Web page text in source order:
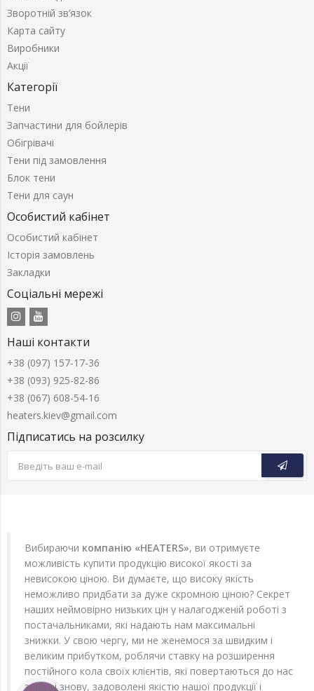
Зворотній зв’язок
Карта сайту
Виробники
Акції
Категорії
Тени
Запчастини для бойлерів
Обігрівачі
Тени під замовлення
Блок тени
Тени для саун
Особистий кабінет
Особистий кабінет
Історія замовлень
Закладки
Соціальні мережі
Наші контакти
+38 (097) 157-17-36
+38 (093) 925-82-86
+38 (067) 608-54-16
heaters.kiev@gmail.com
Підписатись на розсилку
Вибираючи компанію «HEATERS», ви отримуєте
можливість купити продукцію високої якості за
невисокою ціною. Ви думаєте, що високу якість
неможливо придбати за дуже скромною ціною? Секрет
наших неймовірно низьких цін у налагодженій роботі з
постачальниками, які надають нам максимальні
знижки. У свою чергу, ми не женемося за швидким і
великим прибутком, роблячи ставку на розширення
постійного кола своїх клієнтів, які повертаються до нас
знову і знову, задоволені якістю нашої продукції і